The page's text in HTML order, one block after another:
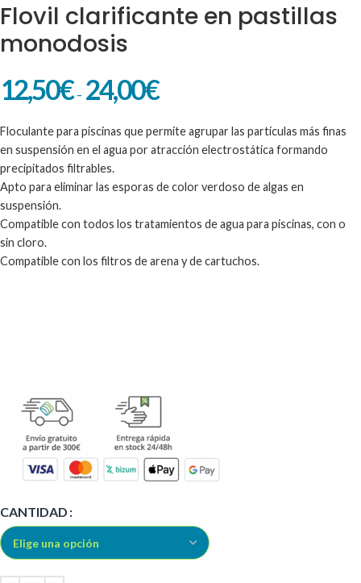
Flovil clarificante en pastillas
monodosis
12,50€ - 24,00€
Floculante para piscinas que permite agrupar las partículas más finas
en suspensión en el agua por atracción electrostática formando
precipitados filtrables.
Apto para eliminar las esporas de color verdoso de algas en
suspensión.
Compatible con todos los tratamientos de agua para piscinas, con o
sin cloro.
Compatible con los filtros de arena y de cartuchos.
CANTIDAD
Alternative: